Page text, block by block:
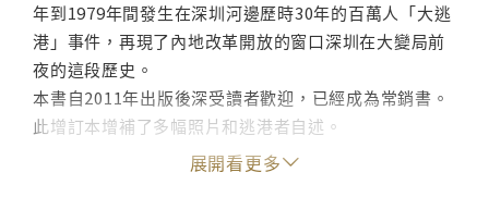
年到1979年間發生在深圳河邊歷時30年的百萬人「大逃
港」事件，再現了內地改革開放的窗口深圳在大變局前
夜的這段歷史。
本書自2011年出版後深受讀者歡迎，已經成為常銷書。
此增訂本增補了多幅照片和逃港者自述。
展開看更多